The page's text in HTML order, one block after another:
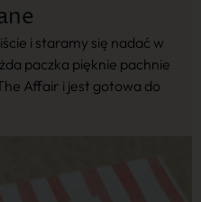
i staramy się nadać w
paczka pięknie pachnie
Affair i jest gotowa do